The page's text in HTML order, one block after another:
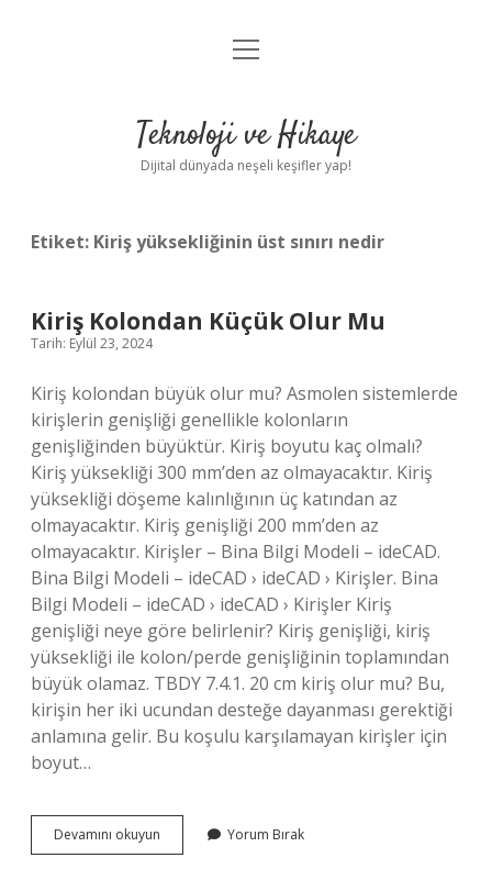
Anasayfa
Yasal Uyarı
menüyü
Teknoloji ve Hikaye
Dijital dünyada neşeli keşifler yap!
Etiket: Kiriş yüksekliğinin üst sınırı nedir
Kiriş Kolondan Küçük Olur Mu
Tarih: Eylül 23, 2024
Kiriş kolondan büyük olur mu? Asmolen sistemlerde
kirişlerin genişliği genellikle kolonların
genişliğinden büyüktür. Kiriş boyutu kaç olmalı?
Kiriş yüksekliği 300 mm’den az olmayacaktır. Kiriş
yüksekliği döşeme kalınlığının üç katından az
olmayacaktır. Kiriş genişliği 200 mm’den az
olmayacaktır. Kirişler – Bina Bilgi Modeli – ideCAD.
Bina Bilgi Modeli – ideCAD › ideCAD › Kirişler. Bina
Bilgi Modeli – ideCAD › ideCAD › Kirişler Kiriş
genişliği neye göre belirlenir? Kiriş genişliği, kiriş
yüksekliği ile kolon/perde genişliğinin toplamından
büyük olamaz. TBDY 7.4.1. 20 cm kiriş olur mu? Bu,
kirişin her iki ucundan desteğe dayanması gerektiği
anlamına gelir. Bu koşulu karşılamayan kirişler için
boyut…
Devamını okuyun
Kolondan
Yorum Bırak